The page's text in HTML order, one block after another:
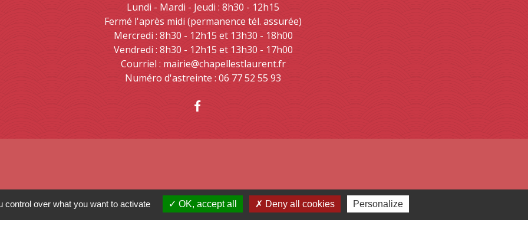
Lundi - Mardi - Jeudi : 8h30 - 12h15
Fermé l'après midi (permanence tél. assurée)
Mercredi : 8h30 - 12h15 et 13h30 - 18h00
Vendredi : 8h30 - 12h15 et 13h30 - 17h00
Courriel : mairie@chapellestlaurent.fr
Numéro d'astreinte : 06 77 52 55 93
Aquitaine
over what you want to activate OK, accept all Deny all cookies Personalize